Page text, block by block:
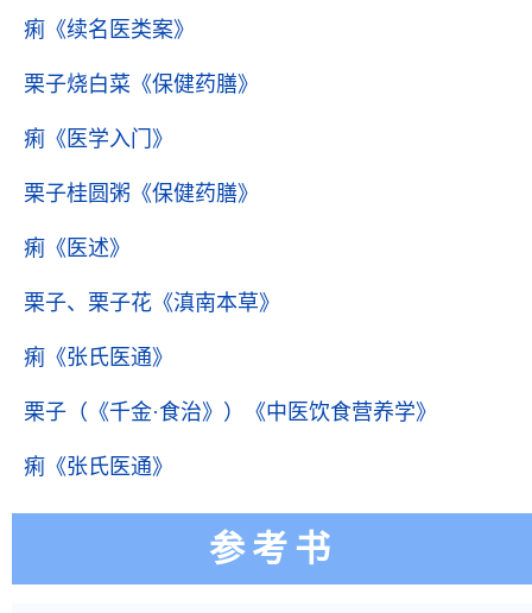
痢 《续名医类案》
栗子烧白菜 《保健药膳》
痢 《医学入门》
栗子桂圆粥 《保健药膳》
痢 《医述》
栗子、栗子花 《滇南本草》
痢 《张氏医通》
栗子（《千金·食治》） 《中医饮食营养学》
痢 《张氏医通》
参考书